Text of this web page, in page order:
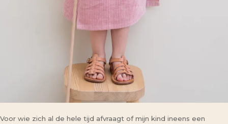
Voor wie zich al de hele tijd afvraagt of mijn kind ineens een